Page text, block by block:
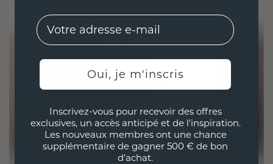
EMail
Oui, je m'inscris
Inscrivez-vous pour recevoir des offres
exclusives, un accès anticipé et de l'inspiration.
Les nouveaux membres ont une chance
supplémentaire de gagner 500 € de bon
d'achat.